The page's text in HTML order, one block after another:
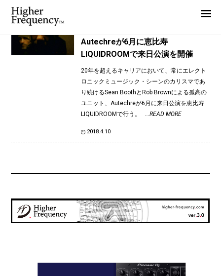
TAG: Andy Maddocks
Autechreが6月に恵比寿
LIQUIDROOMで来日公演を開催
20年を超えるキャリアにおいて、常にエレクト
ロニックミュージック・シーンのカリスマであ
り続けるSean BoothとRob Brownによる孤高の
ユニット、Autechreが6月に来日公演を恵比寿
LIQUIDROOMで行う。 ...READ MORE
2018.4.10
News
Interview
Highlight
Report